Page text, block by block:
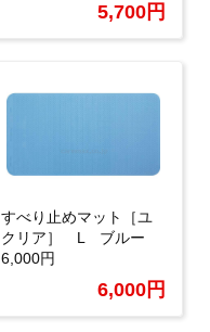
5,700円
すべり止めマット［ユ
クリア］ L ブルー
6,000円
6,000円